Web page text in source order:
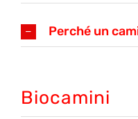
Perché un
Biocamini